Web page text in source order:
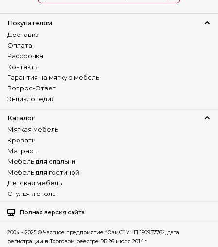
Покупателям
Доставка
Оплата
Рассрочка
Контакты
Гарантия на мягкую мебель
Вопрос-Ответ
Энциклопедия
Каталог
Мягкая мебель
Кровати
Матрасы
Мебель для спальни
Мебель для гостиной
Детская мебель
Стулья и столы
Полная версия сайта
2004 - 2025 © Частное предприятие “ОзиС” УНП 190937762, дата
регистрации в Торговом реестре РБ 26 июля 2014г.